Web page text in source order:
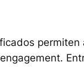
permiten